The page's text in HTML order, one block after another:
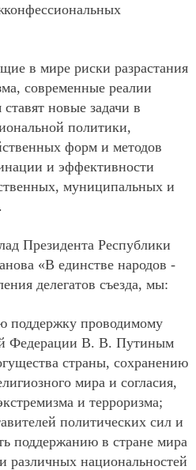
в мире риски разрастания
современные реалии
новые задачи в
политики,
форм и методов
и эффективности
муниципальных и
Президента Республики
«В единстве народов -
делегатов съезда, мы:
поддержку проводимому
Федерации В. В. Путиным
страны, сохранению
мира и согласия,
и терроризма;
политических сил и
поддержанию в стране мира
различных национальностей